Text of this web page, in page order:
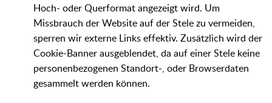
Hoch- oder Querformat angezeigt wird. Um
Missbrauch der Website auf der Stele zu vermeiden,
sperren wir externe Links effektiv. Zusätzlich wird der
Cookie-Banner ausgeblendet, da auf einer Stele keine
personenbezogenen Standort-, oder Browserdaten
gesammelt werden können.